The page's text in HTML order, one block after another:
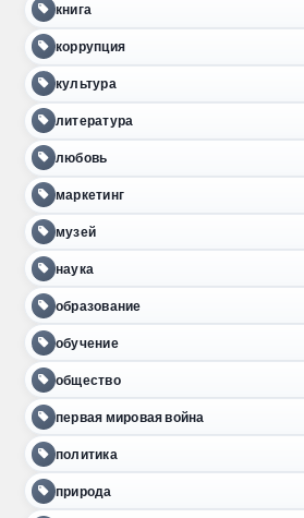
книга
коррупция
культура
литература
любовь
маркетинг
музей
наука
образование
обучение
общество
первая мировая война
политика
природа